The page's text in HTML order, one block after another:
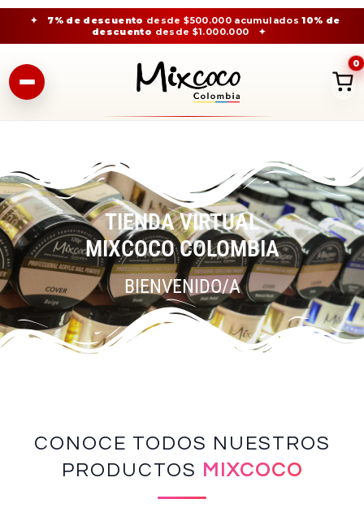
✦ 7% de descuento desde $500.000 acumulados10% de
descuento desde $1.000.000 ✦
0
TIENDA VIRTUAL
MIXCOCO COLOMBIA
BIENVENIDO/A
CONOCE TODOS NUESTROS
PRODUCTOS MIXCOCO